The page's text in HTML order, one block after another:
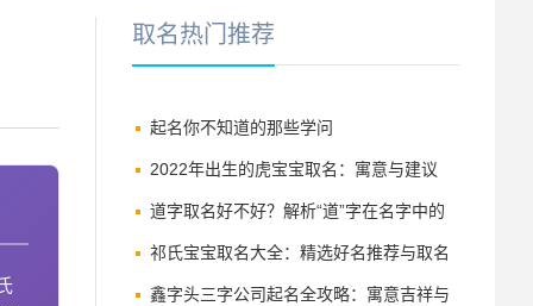
取名热门推荐
起名你不知道的那些学问
2022年出生的虎宝宝取名：寓意与建议
道字取名好不好？解析“道”字在名字中的
深刻寓意与讲究
祁氏宝宝取名大全：精选好名推荐与取名
技巧
鑫字头三字公司起名全攻略：寓意吉祥与